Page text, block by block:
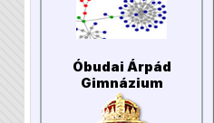
Óbudai Árpád
Gimnázium